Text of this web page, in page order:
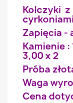
Kolczyki z
Zapięcia -
Kamienie :
3,00 x 2
Próba
Waga
Cena